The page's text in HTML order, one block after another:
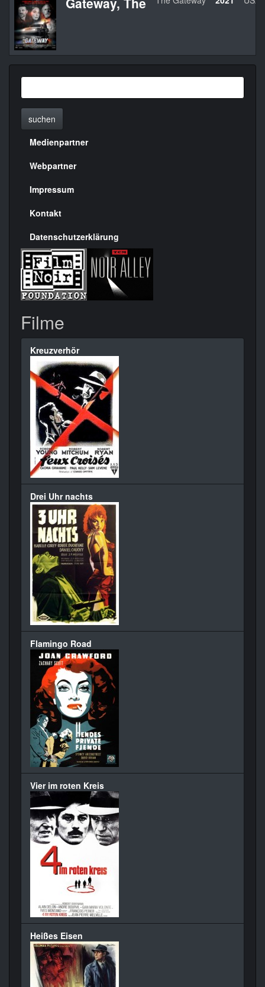
suchen
Menülinks
rechte
Seite
Medienpartner
Webpartner
Impressum
Kontakt
Datenschutzerklärung
Filme
Kreuzverhör
Drei Uhr nachts
Flamingo Road
Vier im roten Kreis
Heißes Eisen